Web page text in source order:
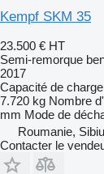
Kempf SKM 35
23.500 € HT
Semi-remorque
2017
Capacité de charge
7.720 kg Nombre
mm Mode de
Roumanie, Sibiu
Contacter le